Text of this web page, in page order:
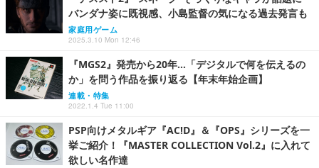
バンダナ姿に既視感、小島監督の気になる過去発言も
家庭用ゲーム
2025.3.10 Mon 12:46
『MGS2』発売から20年…「デジタルで何を伝えるの
か」を問う作品を振り返る【年末年始企画】
連載・特集
2022.1.4 Tue 11:00
PSP向けメタルギア『AC!D』＆『OPS』シリーズを一
挙ご紹介！『MASTER COLLECTION Vol.2』に入れて
欲しい名作達